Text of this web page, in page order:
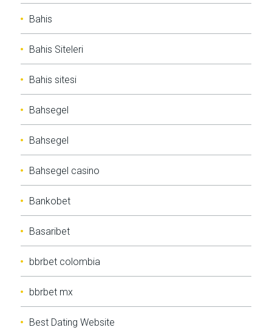
Bahis
Bahis Siteleri
Bahis sitesi
Bahsegel
Bahsegel
Bahsegel casino
Bankobet
Basaribet
bbrbet colombia
bbrbet mx
Best Dating Website